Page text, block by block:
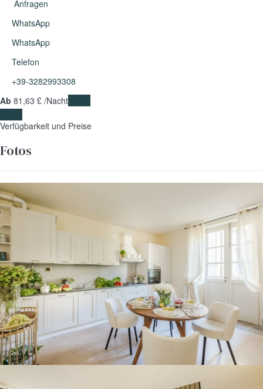
Anfragen
WhatsApp
WhatsApp
Telefon
+39-3282993308
Ab 81,63 £ /Nacht
Verfügbarkeit und Preise
Fotos